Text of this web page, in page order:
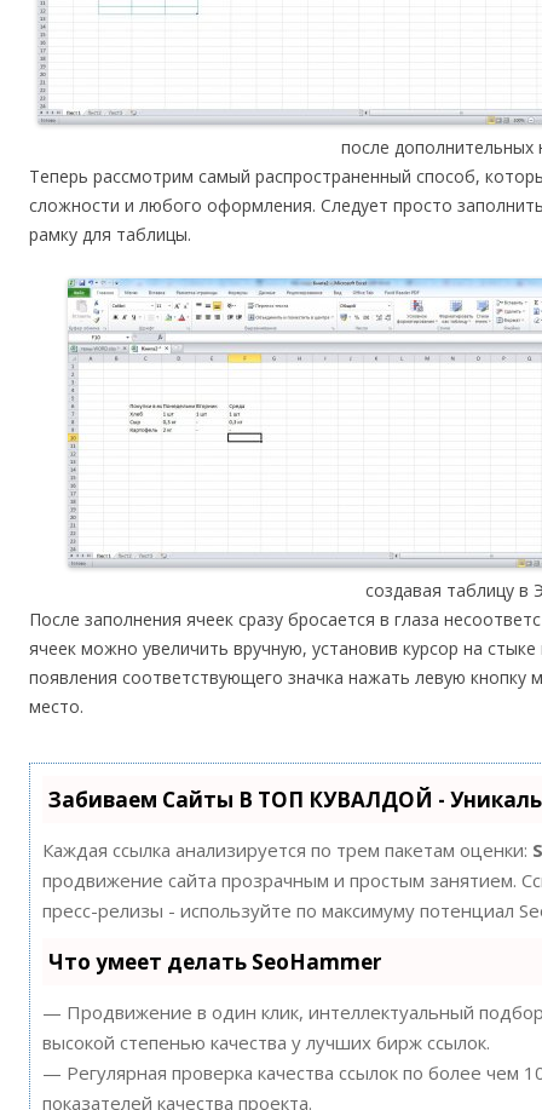
после дополнительных
Теперь рассмотрим самый распространенный способ,
сложности и любого оформления. Следует просто
рамку для таблицы.
создавая таблицу в
После заполнения ячеек сразу бросается в глаза
ячеек можно увеличить вручную, установив курсор на
появления соответствующего значка нажать левую
место.
Забиваем Сайты В ТОП КУВАЛДОЙ -
Каждая ссылка анализируется по трем пакетам оценки:
продвижение сайта прозрачным и простым занятием.
пресс-релизы - используйте по максимуму потенциал
Что умеет делать SeoHammer
— Продвижение в один клик, интеллектуальный
высокой степенью качества у лучших бирж ссылок.
— Регулярная проверка качества ссылок по более чем
показателей качества проекта.